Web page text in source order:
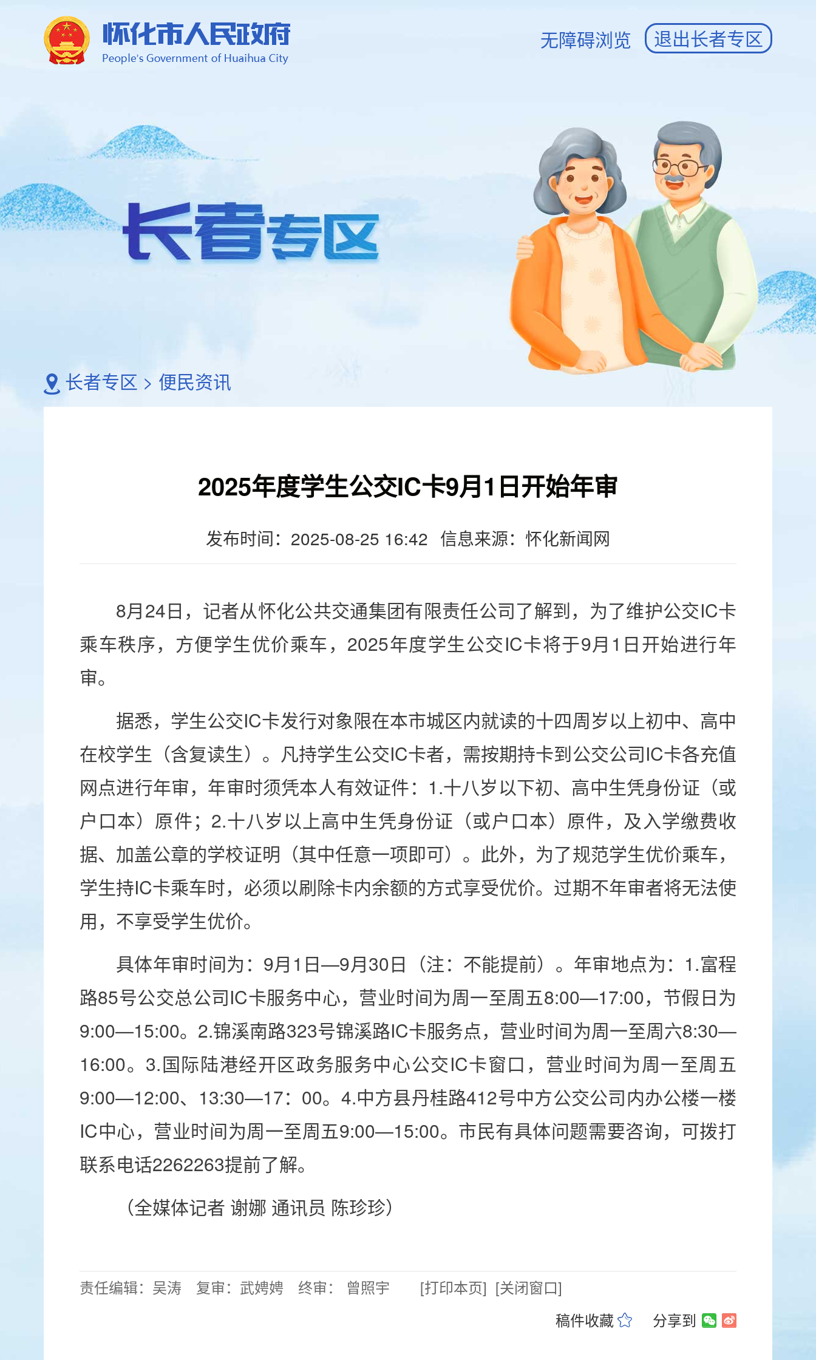
退出长者专区
无障碍浏览
长者专区 > 便民资讯
2025年度学生公交IC卡9月1日开始年审
发布时间：2025-08-25 16:42 信息来源：怀化新闻网
8月24日，记者从怀化公共交通集团有限责任公司了解到，为了维护公交IC卡
乘车秩序，方便学生优价乘车，2025年度学生公交IC卡将于9月1日开始进行年
审。
据悉，学生公交IC卡发行对象限在本市城区内就读的十四周岁以上初中、高中
在校学生（含复读生）。凡持学生公交IC卡者，需按期持卡到公交公司IC卡各充值
网点进行年审，年审时须凭本人有效证件：1.十八岁以下初、高中生凭身份证（或
户口本）原件；2.十八岁以上高中生凭身份证（或户口本）原件，及入学缴费收
据、加盖公章的学校证明（其中任意一项即可）。此外，为了规范学生优价乘车，
学生持IC卡乘车时，必须以刷除卡内余额的方式享受优价。过期不年审者将无法使
用，不享受学生优价。
具体年审时间为：9月1日—9月30日（注：不能提前）。年审地点为：1.富程
路85号公交总公司IC卡服务中心，营业时间为周一至周五8:00—17:00，节假日为
9:00—15:00。2.锦溪南路323号锦溪路IC卡服务点，营业时间为周一至周六8:30—
16:00。3.国际陆港经开区政务服务中心公交IC卡窗口，营业时间为周一至周五
9:00—12:00、13:30—17：00。4.中方县丹桂路412号中方公交公司内办公楼一楼
IC中心，营业时间为周一至周五9:00—15:00。市民有具体问题需要咨询，可拨打
联系电话2262263提前了解。
（全媒体记者 谢娜 通讯员 陈珍珍）
责任编辑：吴涛 复审：武娉娉 终审： 曾照宇 [打印本页] [关闭窗口]
稿件收藏
分享到